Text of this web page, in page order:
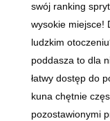
swój ranking
wysokie miejsce!
ludzkim
poddasza to dla
łatwy dostęp do
kuna chętnie
pozostawionymi